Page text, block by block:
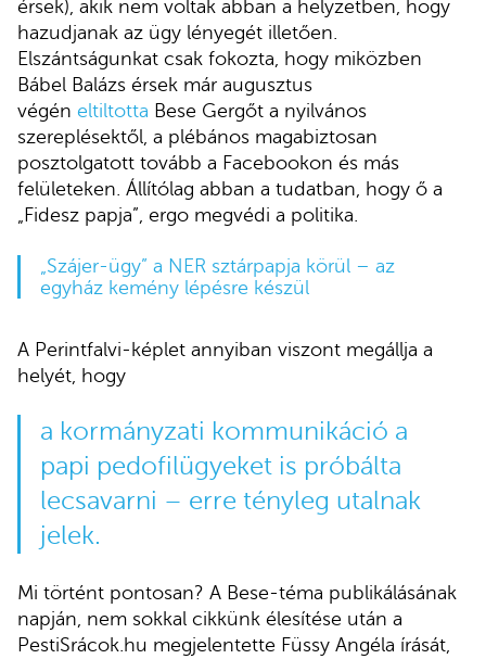
érsek), akik nem voltak abban a helyzetben, hogy
hazudjanak az ügy lényegét illetően.
Elszántságunkat csak fokozta, hogy miközben
Bábel Balázs érsek már augusztus
végén eltiltotta Bese Gergőt a nyilvános
szereplésektől, a plébános magabiztosan
posztolgatott tovább a Facebookon és más
felületeken. Állítólag abban a tudatban, hogy ő a
„Fidesz papja”, ergo megvédi a politika.
„Szájer-ügy” a NER sztárpapja körül – az
egyház kemény lépésre készül
A Perintfalvi-képlet annyiban viszont megállja a
helyét, hogy
a kormányzati kommunikáció a
papi pedofilügyeket is próbálta
lecsavarni – erre tényleg utalnak
jelek.
Mi történt pontosan? A Bese-téma publikálásának
napján, nem sokkal cikkünk élesítése után a
PestiSrácok.hu megjelentette Füssy Angéla írását,